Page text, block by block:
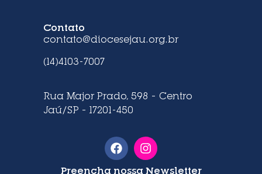
Contato
contato@diocesejau.org.br
(14)4103-7007
Rua Major Prado, 598 – Centro
Jaú/SP – 17201-450
Preencha nossa Newsletter